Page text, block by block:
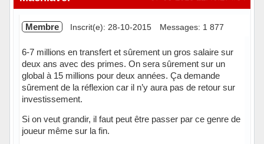
Membre Inscrit(e): 28-10-2015 Messages: 1 877
6-7 millions en transfert et sûrement un gros salaire sur
deux ans avec des primes. On sera sûrement sur un
global à 15 millions pour deux années. Ça demande
sûrement de la réflexion car il n’y aura pas de retour sur
investissement.
Si on veut grandir, il faut peut être passer par ce genre de
joueur même sur la fin.